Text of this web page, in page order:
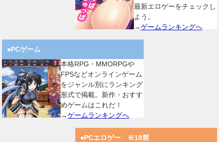
最新エロゲーをチェックし
よう。
→ゲームランキングへ
●PCゲーム
本格RPG・MMORPGや
FPSなどオンラインゲーム
をジャンル別にランキング
形式で掲載。新作・おすす
めゲームはこれだ！
→ゲームランキングへ
●PCエロゲー ※18禁